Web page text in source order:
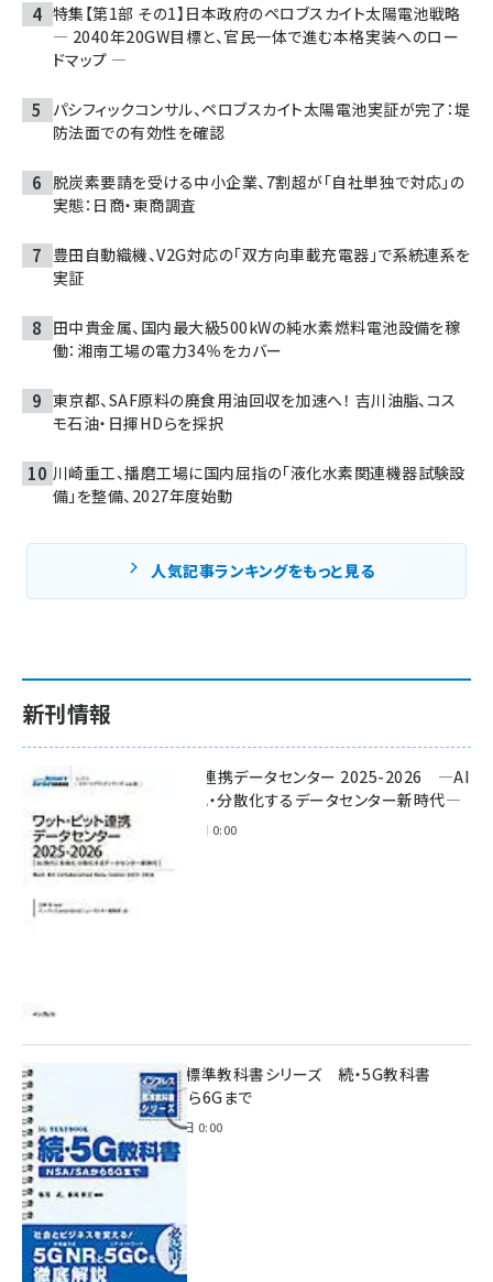
特集【第1部 その1】日本政府のペロブスカイト太陽電池戦略
― 2040年20GW目標と、官民一体で進む本格実装へのロー
ドマップ ―
パシフィックコンサル、ペロブスカイト太陽電池実証が完了：堤
防法面での有効性を確認
脱炭素要請を受ける中小企業、7割超が「自社単独で対応」の
実態：日商・東商調査
豊田自動織機、V2G対応の「双方向車載充電器」で系統連系を
実証
田中貴金属、国内最大級500kWの純水素燃料電池設備を稼
働：湘南工場の電力34％をカバー
東京都、SAF原料の廃食用油回収を加速へ！ 吉川油脂、コス
モ石油・日揮HDらを採択
川崎重工、播磨工場に国内屈指の「液化水素関連機器試験設
備」を整備、2027年度始動
人気記事ランキングをもっと見る
新刊情報
ワット・ビット連携データセンター 2025-2026 ―AI
時代に多様化・分散化するデータセンター新時代―
2025年11月28日 0:00
インプレス標準教科書シリーズ 続・5G教科書
NSA/SAから6Gまで
2023年4月3日 0:00